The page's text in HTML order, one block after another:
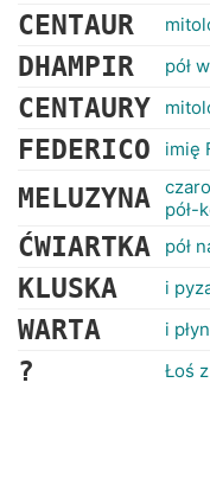
CENTAUR
DHAMPIR pół
CENTAURY
FEDERICO imię
MELUZYNA
pół-
ĆWIARTKA pół
KLUSKA i
WARTA i
? Łoś